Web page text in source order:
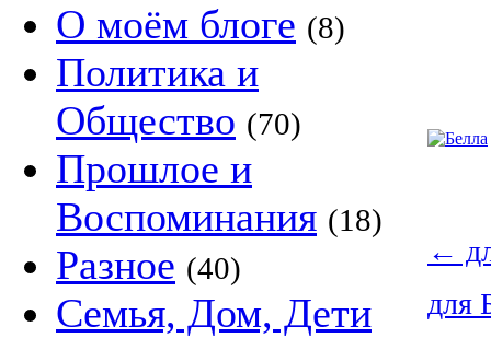
О моём блоге (8)
Политика и
Общество (70)
Прошлое и
Воспоминания (18)
Разное (40)
Семья, Дом, Дети
←
для